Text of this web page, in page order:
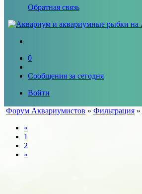
Обратная связь
0
Сообщения за сегодня
Войти
Форум Аквариумистов » Фильтрация »
«
1
2
»